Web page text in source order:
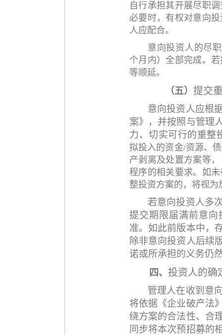
自行承担其开展尽职
必要时，有权对意向
人应配合。
意向投资人的尽
个月内）全部完成。
等顺延。
（五） 提交
意向投资人应根
案》，并按照与管理
力、切实可行的重整
拟投入的资金/资源、
产剥离及处置方案等
程序的相关要求。 如
整投资方案的，将视
若意向投资人多
提交期限届满前意向
准。如此前版本中，
除非意向投资人后续
诺或所承担的义务仍
四、 投资人的确
管理人在收到意
将依据《企业破产法
绕方案的合法性、合
同步将本次预招募的